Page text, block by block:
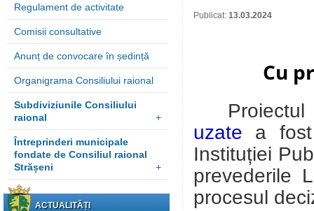
Regulament de activitate
Comisii consultative
Anunț de convocare în ședință
Organigrama Consiliului raional
Subdiviziunile Consiliului
raional
+
Întreprinderi municipale
fondate de Consiliul raional
Strășeni
+
ACTUALITĂȚI
Publicat: 13.03.2024
Cu
uzate
a
Instituției
prevederile
procesul